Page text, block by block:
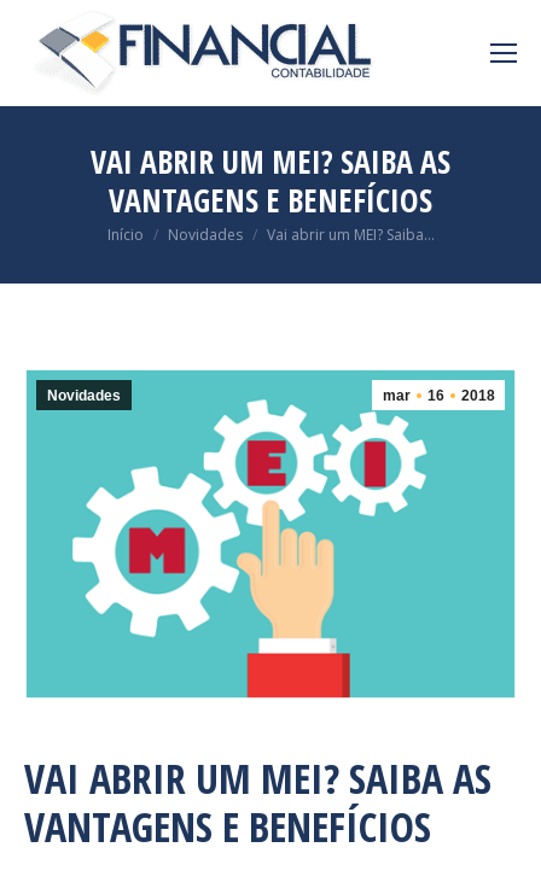
VAI ABRIR UM MEI? SAIBA AS
VANTAGENS E BENEFÍCIOS
Você está aqui:
Início Novidades Vai abrir um MEI? Saiba…
mar 16 2018
Novidades
VAI ABRIR UM MEI? SAIBA AS
VANTAGENS E BENEFÍCIOS